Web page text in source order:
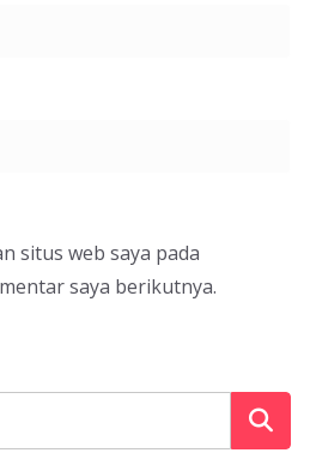
situs web saya pada
saya berikutnya.